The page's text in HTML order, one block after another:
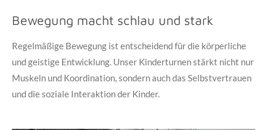
Bewegung macht schlau und stark
Regelmäßige Bewegung ist entscheidend für die körperliche
und geistige Entwicklung. Unser Kinderturnen stärkt nicht nur
Muskeln und Koordination, sondern auch das Selbstvertrauen
und die soziale Interaktion der Kinder.